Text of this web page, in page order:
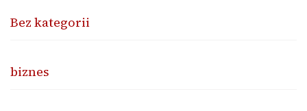
Bez kategorii
biznes